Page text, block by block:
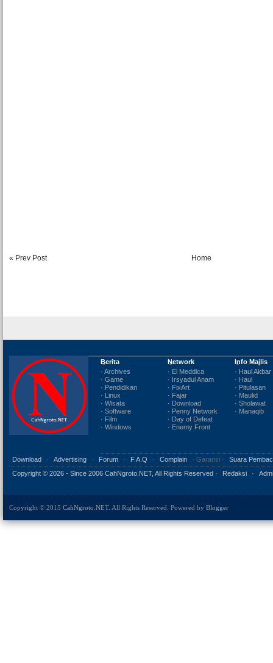
« Prev Post Home
Berita
· Archives
· Game
· Pendidikan
· Linux
· Wisata
· Software
· Film
· Windows
Network
· El Meddica
· Irsyadul Anam
· FixArt
· Fajar
· Download
· Penny Network
· Day of Defeat
· Enemy Front
Info Majlis
· Haul Akbar
· Haul
· Pitulasan
· Maulid
· Sholawat
· Manaqib
Download · Advertising · Forum · F.A.Q · Complain · Garansi ·
Suara
Copyright © 2026 - Since 2006 CahNgroto.NET, All Rights Reserved · Redaksi ·
Copyright © 2015 CahNgroto.NET. All Rights Reserved. Powered by Blogger